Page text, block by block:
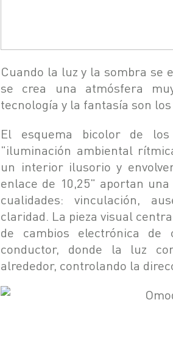
Cuando la luz y la sombra se
se crea una atmósfera
tecnología y la fantasía son
El esquema bicolor de
"iluminación ambiental
un interior ilusorio y
enlace de 10,25" aportan
cualidades: vinculación,
claridad. La pieza visual
de cambios electrónica
conductor, donde la luz
alrededor, controlando la